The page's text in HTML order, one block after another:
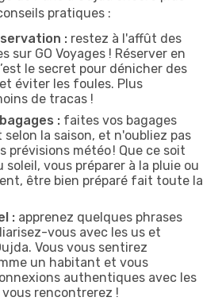
pratiques :
: restez à l'affût des
sur GO Voyages ! Réserver en
le secret pour dénicher des
éviter les foules. Plus
de tracas !
: faites vos bagages
la saison, et n'oubliez pas
prévisions météo ! Que ce soit
soleil, vous préparer à la pluie ou
être bien préparé fait toute la
: apprenez quelques phrases
vous avec les us et
Vous vous sentirez
un habitant et vous
authentiques avec les
rencontrerez !